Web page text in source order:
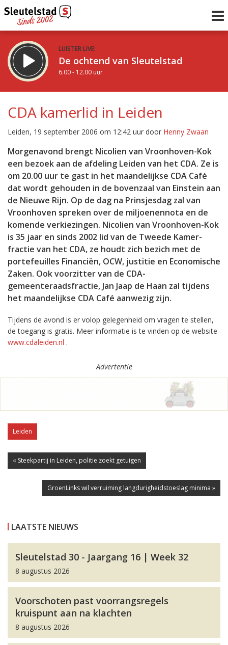
LUISTER LIVE:
De ochtend van Sleutelstad
6.00 - 12.00 uur
De middag van Sleutelstad
12.00 - 17.00 uur
Vorig uur
Volgend uur
Inklappen
CDA kamerlid in Leiden
Leiden, 19 september 2006 om 12:42 uur door Henny Zwaan
Morgenavond brengt Nicolien van Vroonhoven-Kok
een bezoek aan de afdeling Leiden van het CDA. Ze is
om 20.00 uur te gast in het maandelijkse CDA Café
dat wordt gehouden in de bovenzaal van Einstein aan
de Nieuwe Rijn. Op de dag na Prinsjesdag zal van
Vroonhoven spreken over de miljoenennota en de
komende verkiezingen. Nicolien van Vroonhoven-Kok
is 35 jaar en sinds 2002 lid van de Tweede Kamer-
fractie van het CDA, ze houdt zich bezich met de
portefeuilles Financiën, OCW, justitie en Economische
Zaken. Ook voorzitter van de CDA-
gemeenteraadsfractie, Jan Jaap de Haan zal tijdens
het maandelijkse CDA Café aanwezig zijn.
Tijdens de avond is er volop gelegenheid om vragen te stellen,
de toegang is gratis. Meer informatie is te vinden op de website
www.cdaleiden.nl .
Advertentie
Leiden
« Steekpartij in Leiden, politie zoekt getuigen
GroenLinks wil verruiming langdurigheidstoeslag minima »
LAATSTE NIEUWS
Sleutelstad 30 - Jaargang 16 | Week 32
8 augustus 2026
Voorschoten past voorrangsregels
kruispunt aan na klachten
8 augustus 2026